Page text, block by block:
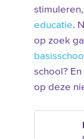
educatie.
op zoek
basisschool
school?
op deze